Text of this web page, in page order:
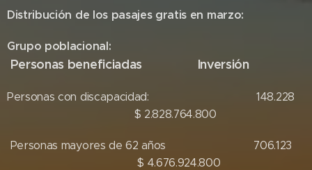
Distribución de los pasajes gratis en marzo:
Grupo poblacional:
Personas beneficiadas Inversión
Personas con discapacidad: 148.228
$ 2.828.764.800
Personas mayores de 62 años 706.123
$ 4.676.924.800